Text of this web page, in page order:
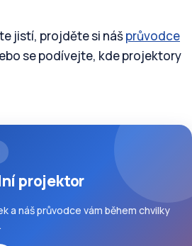
jistí, projděte si nášprůvodce
se podívejte, kde projektory
projektor
a náš průvodce vám během chvilky